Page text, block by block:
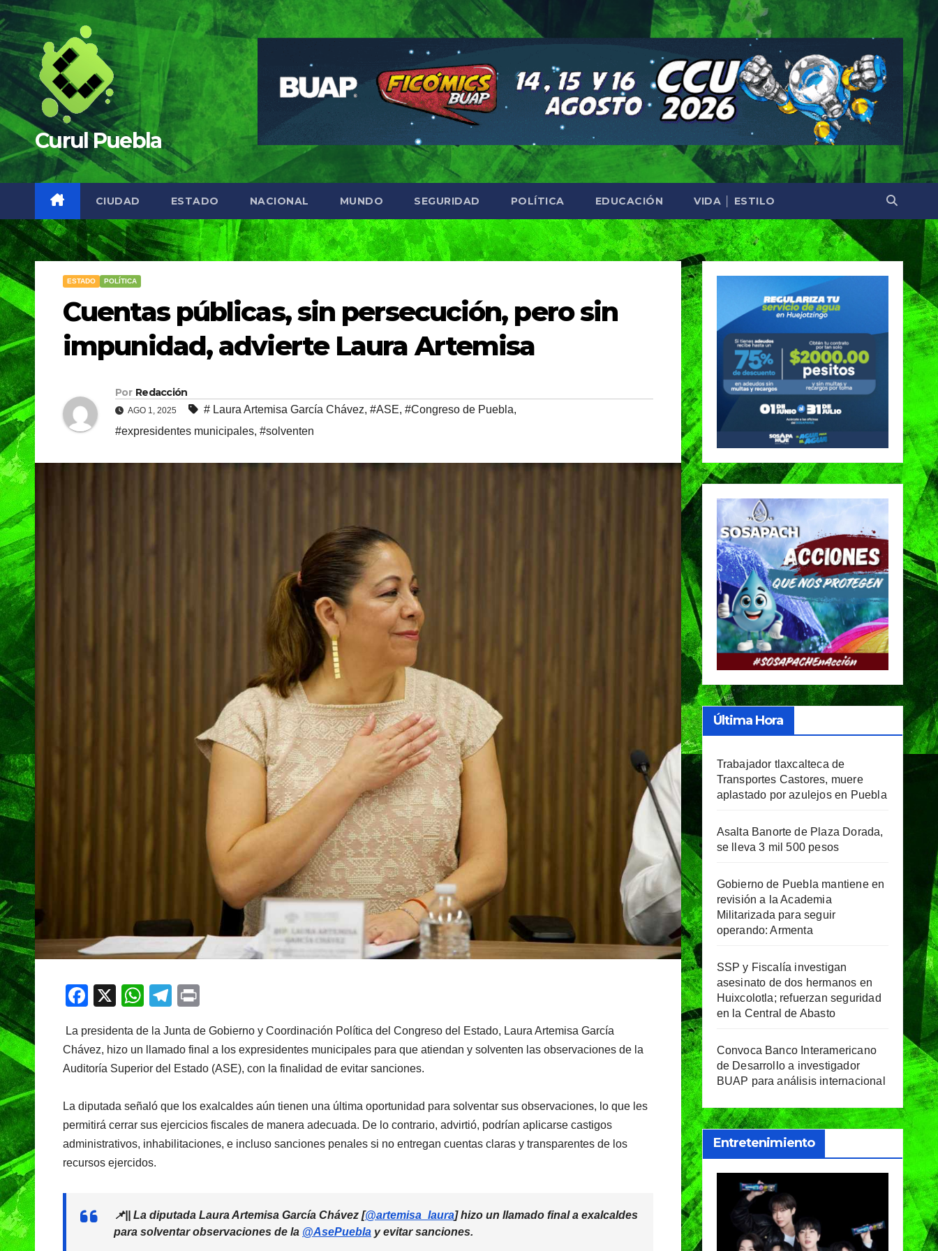
Saltar
al
contenido
Curul Puebla
CIUDAD ESTADO NACIONAL MUNDO SEGURIDAD POLÍTICA EDUCACIÓN VIDA │ ESTILO
ESTADO POLÍTICA
Cuentas públicas, sin persecución, pero sin
impunidad, advierte Laura Artemisa
Por Redacción
AGO 1, 2025 # Laura Artemisa García Chávez, #ASE, #Congreso de Puebla,
#expresidentes municipales, #solventen
F
c
e
o
o
k
X
W
at
s
p
p
T
e
gr
m
t
La presidenta de la Junta de Gobierno y Coordinación Política del Congreso del Estado, Laura Artemisa García
Chávez, hizo un llamado final a los expresidentes municipales para que atiendan y solventen las observaciones de la
Auditoría Superior del Estado (ASE), con la finalidad de evitar sanciones.
La diputada señaló que los exalcaldes aún tienen una última oportunidad para solventar sus observaciones, lo que les
permitirá cerrar sus ejercicios fiscales de manera adecuada. De lo contrario, advirtió, podrían aplicarse castigos
administrativos, inhabilitaciones, e incluso sanciones penales si no entregan cuentas claras y transparentes de los
recursos ejercidos.
📌|| La diputada Laura Artemisa García Chávez [@artemisa_laura] hizo un llamado final a exalcaldes
para solventar observaciones de la @AsePuebla y evitar sanciones.
Última Hora
Trabajador tlaxcalteca de
Transportes Castores, muere
aplastado por azulejos en Puebla
Asalta Banorte de Plaza Dorada,
se lleva 3 mil 500 pesos
Gobierno de Puebla mantiene en
revisión a la Academia
Militarizada para seguir
operando: Armenta
SSP y Fiscalía investigan
asesinato de dos hermanos en
Huixcolotla; refuerzan seguridad
en la Central de Abasto
Convoca Banco Interamericano
de Desarrollo a investigador
BUAP para análisis internacional
Entretenimiento